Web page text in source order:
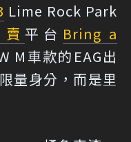
Lime Rock Park
賣平台 Bring a
M車款的EAG出
量身分，而是里